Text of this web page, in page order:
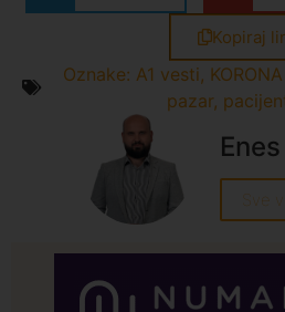
Kopiraj
Oznake: A1 vesti,
pazar,
Sve